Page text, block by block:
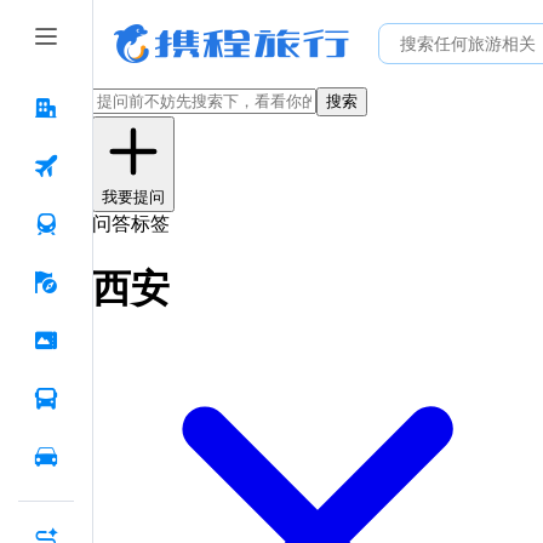
搜索
我要提问
问答标签
西安